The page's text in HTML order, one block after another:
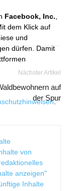
Facebook, Inc.
dem Klick auf
und
dürfen. Damit
.
Nächster Artikel
auf
der Spur
von
anzeigen"
Inhalte